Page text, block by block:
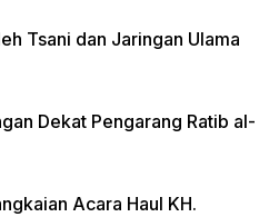
Tsani dan Jaringan Ulama
Dekat Pengarang Ratib al-
Acara Haul KH.